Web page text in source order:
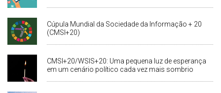
Cúpula Mundial da Sociedade da Informação + 20
(CMSI+20)
CMSI+20/WSIS+20: Uma pequena luz de esperança
em um cenário político cada vez mais sombrio